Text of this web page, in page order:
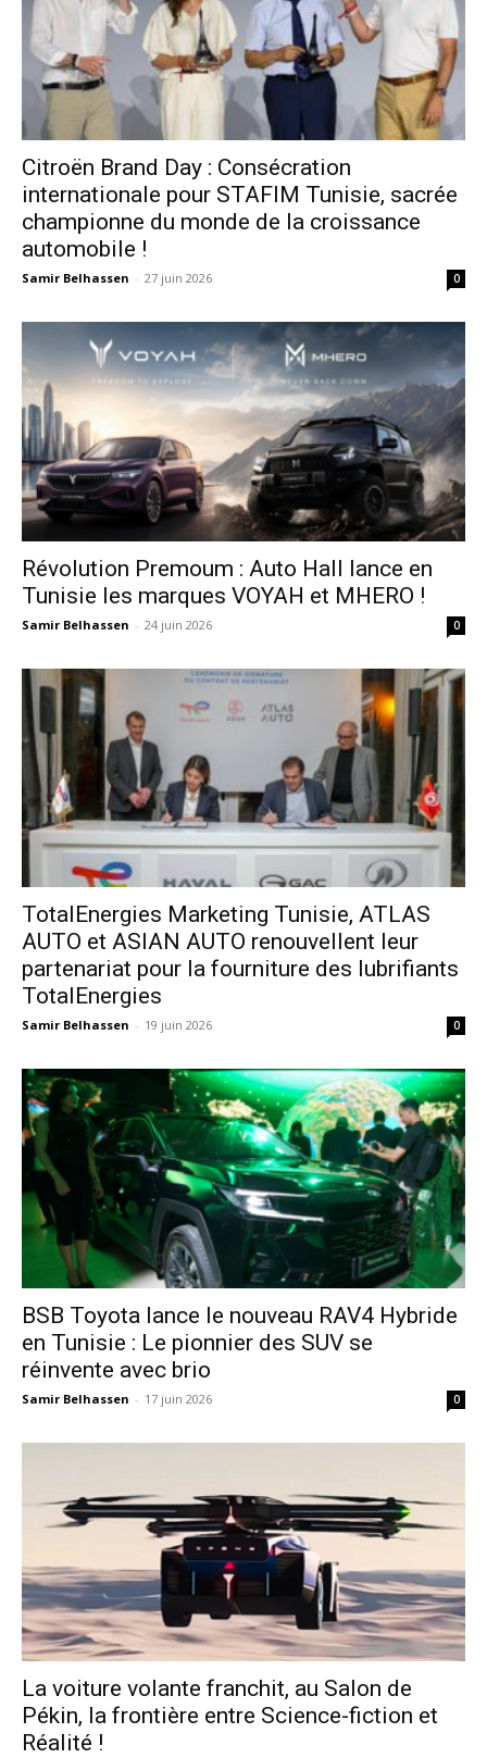
Citroën Brand Day : Consécration
internationale pour STAFIM Tunisie, sacrée
championne du monde de la croissance
automobile !
Samir Belhassen - 27 juin 2026 0
Révolution Premoum : Auto Hall lance en
Tunisie les marques VOYAH et MHERO !
Samir Belhassen - 24 juin 2026 0
TotalEnergies Marketing Tunisie, ATLAS
AUTO et ASIAN AUTO renouvellent leur
partenariat pour la fourniture des lubrifiants
TotalEnergies
Samir Belhassen - 19 juin 2026 0
​BSB Toyota lance le nouveau RAV4 Hybride
en Tunisie : Le pionnier des SUV se
réinvente avec brio
Samir Belhassen - 17 juin 2026 0
La voiture volante franchit, au Salon de
Pékin, la frontière entre Science-fiction et
Réalité !